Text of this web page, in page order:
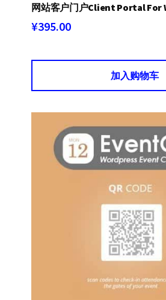
网站客户门户Client Portal For
¥395.00
加入购物车